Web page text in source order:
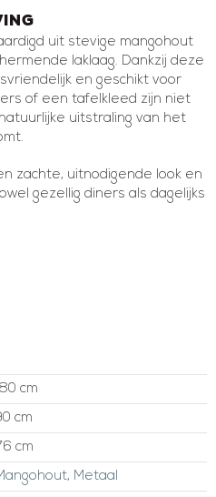
uit stevige mangohout
laklaag. Dankzij deze
en geschikt voor
of een tafelkleed zijn niet
uitstraling van het
zachte, uitnodigende look en
gezellig diners als dagelijks
cm
cm
cm
, Metaal